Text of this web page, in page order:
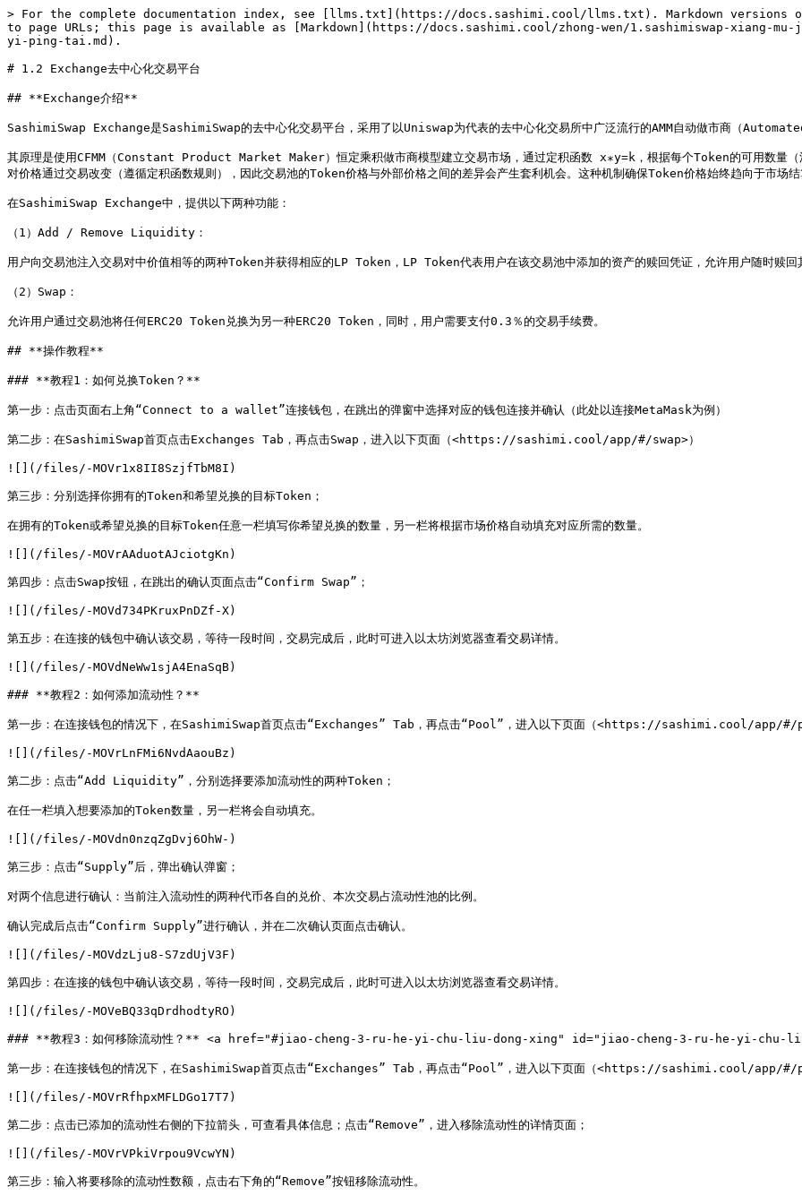
> For the complete documentation index, see [llms.txt](https://docs.sashimi.cool/llms.txt). Markdown versions
to page URLs; this page is available as [Markdown](https://docs.sashimi.cool/zhong-wen/1.sashimiswap-xiang-
yi-ping-tai.md).
# 1.2 Exchange去中心化交易平台
## **Exchange介绍**
SashimiSwap Exchange是SashimiSwap的去中心化交易平台，采用了以Uniswap为代表的去中心化交易所中广泛流行的AMM自动做市商（
其原理是使用CFMM（Constant Product Market Maker）恒定乘积做市商模型建立交易市场，通过定积函数 x∗y=k，根据每个Token的可用数量（
对价格通过交易改变（遵循定积函数规则），因此交易池的Token价格与外部价格之间的差异会产生套利机会。这种机制确保Token价格始终趋向于市场结
在SashimiSwap Exchange中，提供以下两种功能：
（1）Add / Remove Liquidity：
用户向交易池注入交易对中价值相等的两种Token并获得相应的LP Token，LP Token代表用户在该交易池中添加的资产的赎回凭证，允许用户随时赎回
（2）Swap：
允许用户通过交易池将任何ERC20 Token兑换为另一种ERC20 Token，同时，用户需要支付0.3％的交易手续费。
## **操作教程**
### **教程1：如何兑换Token？**
第一步：点击页面右上角“Connect to a wallet”连接钱包，在跳出的弹窗中选择对应的钱包连接并确认（此处以连接MetaMask为例）
第二步：在SashimiSwap首页点击Exchanges Tab，再点击Swap，进入以下页面（<https://sashimi.cool/app/#/swap>）
![](/files/-MOVr1x8II8SzjfTbM8I)
第三步：分别选择你拥有的Token和希望兑换的目标Token；
在拥有的Token或希望兑换的目标Token任意一栏填写你希望兑换的数量，另一栏将根据市场价格自动填充对应所需的数量。
![](/files/-MOVrAAduotAJciotgKn)
第四步：点击Swap按钮，在跳出的确认页面点击“Confirm Swap”；
![](/files/-MOVd734PKruxPnDZf-X)
第五步：在连接的钱包中确认该交易，等待一段时间，交易完成后，此时可进入以太坊浏览器查看交易详情。
![](/files/-MOVdNeWw1sjA4EnaSqB)
### **教程2：如何添加流动性？**
第一步：在连接钱包的情况下，在SashimiSwap首页点击“Exchanges” Tab，再点击“Pool”，进入以下页面（<https://sashimi.cool/app/#/
![](/files/-MOVrLnFMi6NvdAaouBz)
第二步：点击“Add Liquidity”，分别选择要添加流动性的两种Token；
在任一栏填入想要添加的Token数量，另一栏将会自动填充。
![](/files/-MOVdn0nzqZgDvj6OhW-)
第三步：点击“Supply”后，弹出确认弹窗；
对两个信息进行确认：当前注入流动性的两种代币各自的兑价、本次交易占流动性池的比例。
确认完成后点击“Confirm Supply”进行确认，并在二次确认页面点击确认。
![](/files/-MOVdzLju8-S7zdUjV3F)
第四步：在连接的钱包中确认该交易，等待一段时间，交易完成后，此时可进入以太坊浏览器查看交易详情。
![](/files/-MOVeBQ33qDrdhodtyRO)
### **教程3：如何移除流动性？** <a href="#jiao-cheng-3-ru-he-yi-chu-liu-dong-xing" id="jiao-cheng-3-ru-he-yi-chu-
第一步：在连接钱包的情况下，在SashimiSwap首页点击“Exchanges” Tab，再点击“Pool”，进入以下页面（<https://sashimi.cool/app/
![](/files/-MOVrRfhpxMFLDGo17T7)
第二步：点击已添加的流动性右侧的下拉箭头，可查看具体信息；点击“Remove”，进入移除流动性的详情页面；
![](/files/-MOVrVPkiVrpou9VcwYN)
第三步：输入将要移除的流动性数额，点击右下角的“Remove”按钮移除流动性。